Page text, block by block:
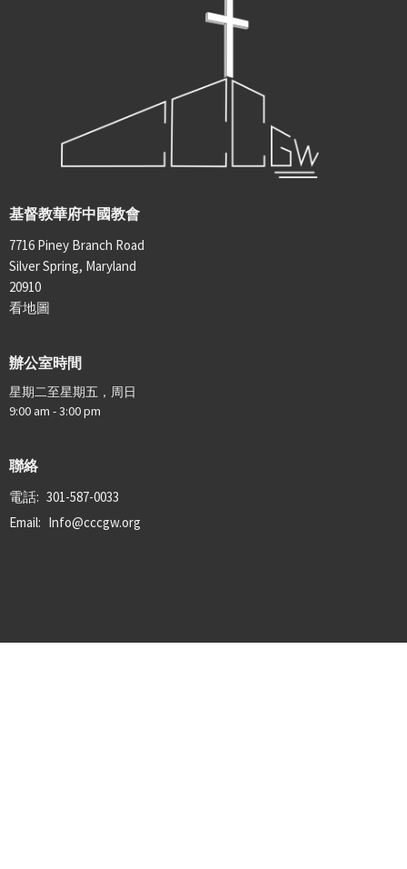
基督教華府中國教會
7716 Piney Branch Road
Silver Spring, Maryland
20910
看地圖
辦公室時間
星期二至星期五，周日
9:00 am - 3:00 pm
聯絡
電話: 301-587-0033
Email: Info@cccgw.org